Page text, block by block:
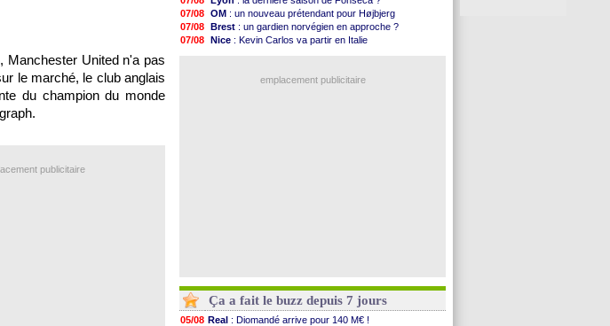
Manchester United n'a pas
le marché, le club anglais
du champion du monde
publicitaire
07/08 OM : un nouveau prétendant pour Højbjerg
07/08 Brest : un gardien norvégien en approche ?
07/08 Nice : Kevin Carlos va partir en Italie
: Mangala prêté à Getafe (officiel)
emplacement publicitaire
Ça a fait le buzz depuis 7 jours
05/08 Real : Diomandé arrive pour 140 M€ !